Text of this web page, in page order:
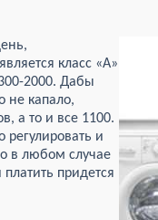
класс «А»
2000. Дабы
не капало,
а то и все 1100.
регулировать и
в любом случае
придется